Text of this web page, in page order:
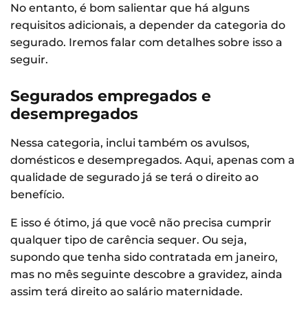
No entanto, é bom salientar que há alguns
requisitos adicionais, a depender da categoria do
segurado. Iremos falar com detalhes sobre isso a
seguir.
Segurados empregados e
desempregados
Nessa categoria, inclui também os avulsos,
domésticos e desempregados. Aqui, apenas com a
qualidade de segurado já se terá o direito ao
benefício.
E isso é ótimo, já que você não precisa cumprir
qualquer tipo de carência sequer. Ou seja,
supondo que tenha sido contratada em janeiro,
mas no mês seguinte descobre a gravidez, ainda
assim terá direito ao salário maternidade.